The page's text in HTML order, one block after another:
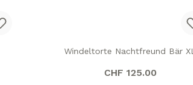
Windeltorte Nachtfreund Bär XL
Regulärer Preis:
CHF 125.00